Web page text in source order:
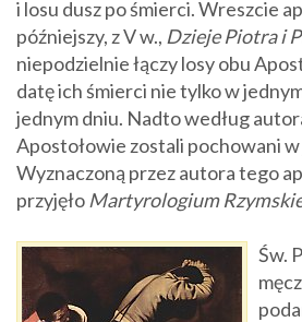
i losu dusz po śmierci. Wreszcie
późniejszy, z V w., Dzieje Piotra i
niepodzielnie łączy losy obu
datę ich śmierci nie tylko w
jednym dniu. Nadto według
Apostołowie zostali pochowani
Wyznaczoną przez autora tego
przyjęło Martyrologium
Św.